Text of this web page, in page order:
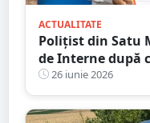
ACTUALITATE
Polițist din Satu
de Interne după
destructurarea
26 iunie 2026